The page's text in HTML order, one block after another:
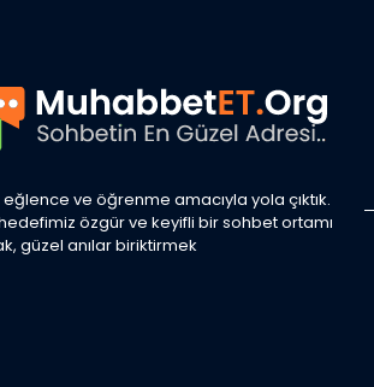
eğlence ve öğrenme amacıyla yola çıktık.
özgür ve keyifli bir sohbet ortamı
güzel anılar biriktirmek